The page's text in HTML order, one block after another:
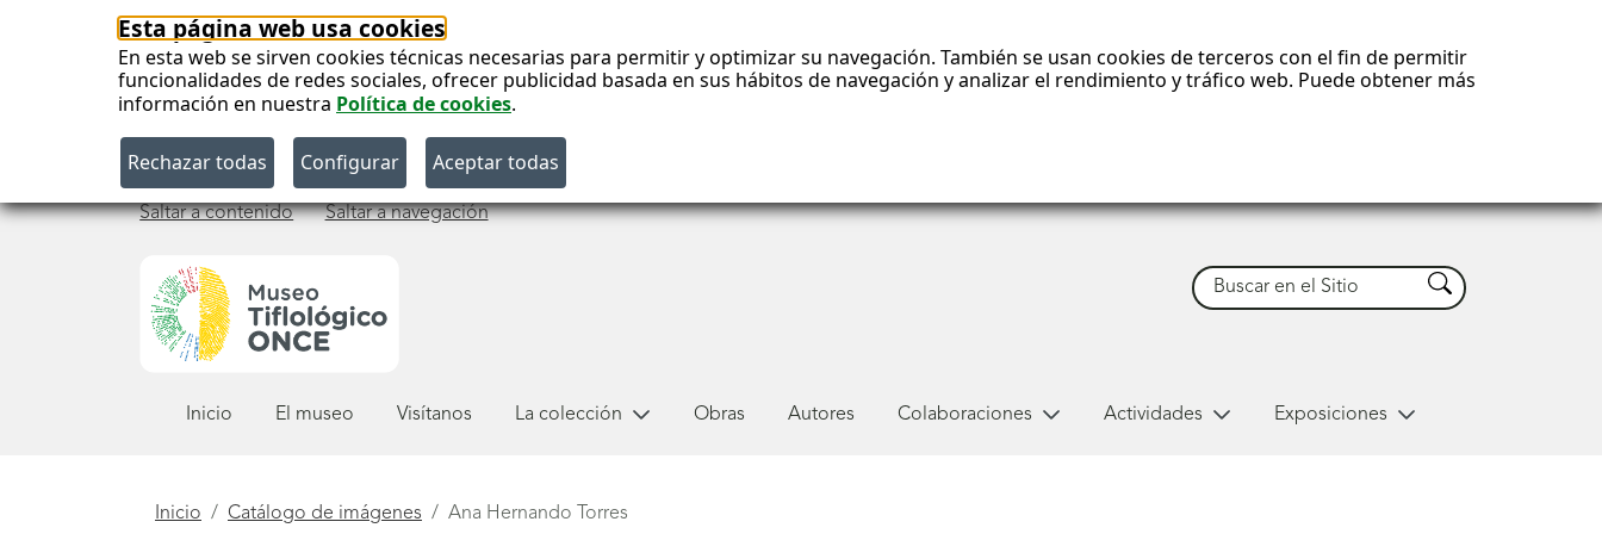
Esta página web usa cookies
En esta web se sirven cookies técnicas necesarias para permitir y optimizar su navegación. También se usan cookies de terceros con el fin de permitir
funcionalidades de redes sociales, ofrecer publicidad basada en sus hábitos de navegación y analizar el rendimiento y tráfico web. Puede obtener más
información en nuestra Política de cookies.
Saltar a contenido Saltar a navegación
Buscar Buscar
Inicio El museo Visítanos La colección Obras Autores Colaboraciones Actividades Exposiciones
Está
Inicio Catálogo de imágenes Ana Hernando Torres